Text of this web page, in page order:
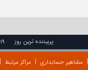
پربیننده ترین روز ۱۹ آذر ۱۴۰۱
مشاهیر حسابداری مراکز مرتبط